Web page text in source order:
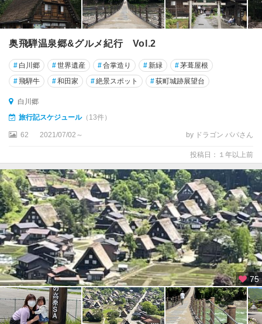
奥飛騨温泉郷&グルメ紀行 Vol.2
# 白川郷 #世界遺産 #合掌造り #新緑 #茅葺屋根
#飛騨牛 #和田家 #絶景スポット #荻町城跡展望台
白川郷
旅行記スケジュール（13件）
62 2021/07/02～ by ドラゴン パパさん
投稿日：１年以上前
75